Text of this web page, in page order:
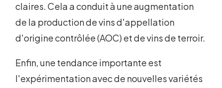
claires. Cela a conduit à une augmentation
de la production de vins d'appellation
d'origine contrôlée (AOC) et de vins de terroir.
Enfin, une tendance importante est
l'expérimentation avec de nouvelles variétés